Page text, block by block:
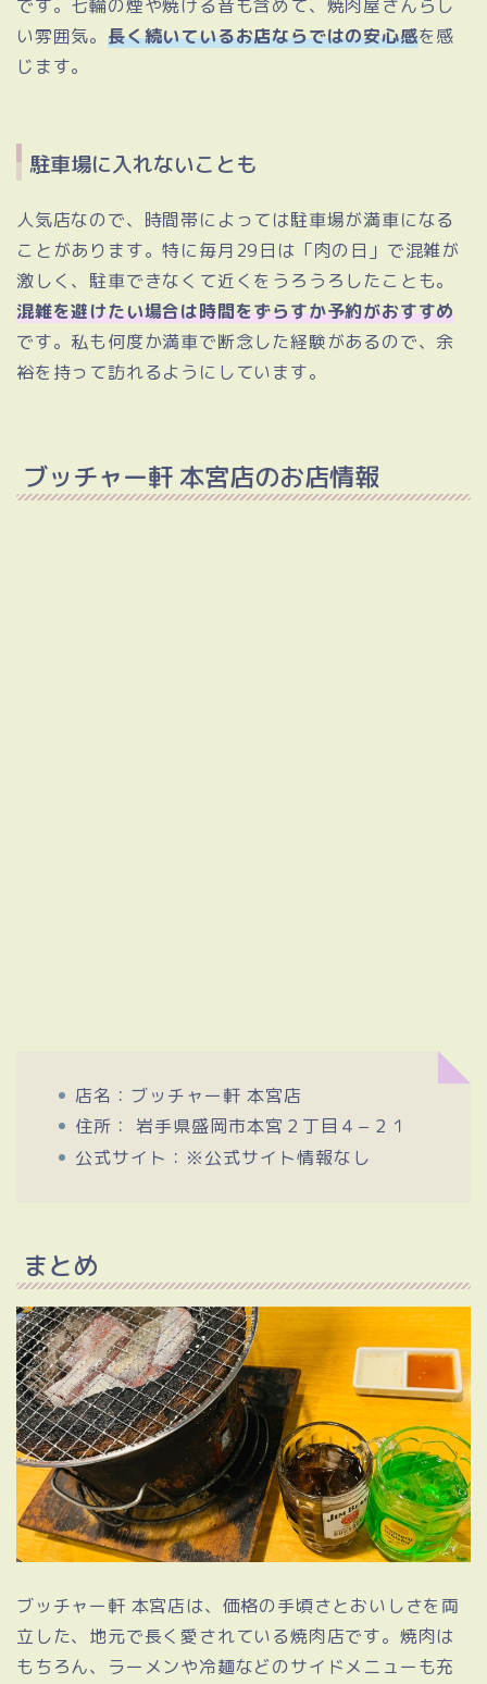
です。七輪の煙や焼ける音も含めて、焼肉屋さんらし
い雰囲気。 長く続いているお店ならではの安心感を感
じます。
駐車場に入れないことも
人気店なので、時間帯によっては駐車場が満車になる
ことがあります。特に毎月29日は「肉の日」で混雑が
激しく、駐車できなくて近くをうろうろしたことも。
混雑を避けたい場合は時間をずらすか予約がおすすめ
です。私も何度か満車で断念した経験があるので、余
裕を持って訪れるようにしています。
ブッチャー軒 本宮店のお店情報
店名：ブッチャー軒 本宮店
住所： 岩手県盛岡市本宮２丁目４−２１
公式サイト：※公式サイト情報なし
まとめ
ブッチャー軒 本宮店は、価格の手頃さとおいしさを両
立した、地元で長く愛されている焼肉店です。焼肉は
もちろん、ラーメンや冷麺などのサイドメニューも充